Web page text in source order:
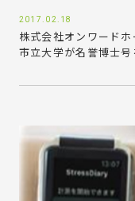
2017.02.18
株式会社オンワード
市立大学が名誉博士号